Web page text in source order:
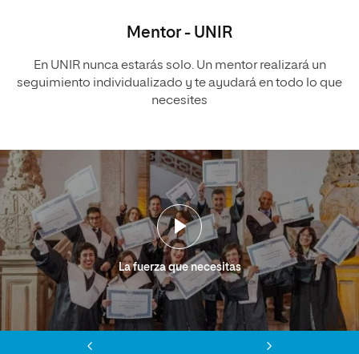
Mentor - UNIR
En UNIR nunca estarás solo. Un mentor realizará un
seguimiento individualizado y te ayudará en todo lo que
necesites
La fuerza que necesitas